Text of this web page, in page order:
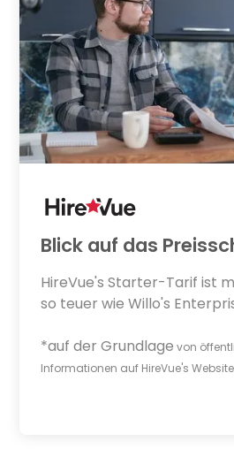
Blick auf das
HireVue's Starter-Tarif ist
so teuer wie Willo's
*auf der Grundlage von
Informationen auf HireVue's